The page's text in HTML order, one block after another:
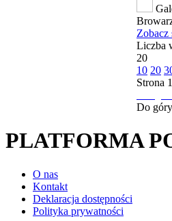
Zobacz
Liczba
20
10 20
Strona 1
Do góry
PLATFORMA
O nas
Kontakt
Deklaracja dostępności
Polityka prywatności